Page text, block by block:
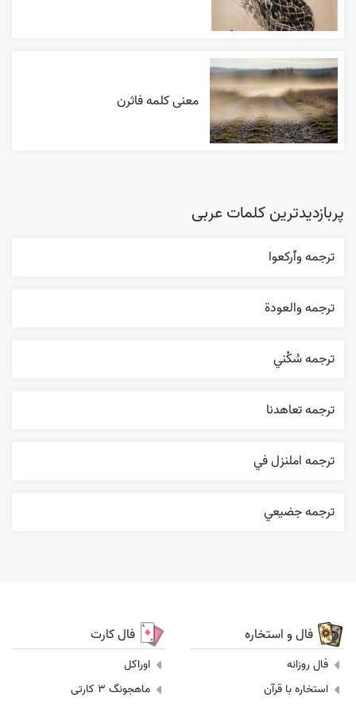
معنی کلمه فاثرن
پربازدیدترین کلمات عربی
ترجمه وٱرکعوا
ترجمه والعودة
ترجمه سُکْني
ترجمه تعاهدنا
ترجمه املنزل في
ترجمه جضيعي
فال و استخاره
فال روزانه
استخاره با قرآن
فال کارت
اوراکل
ماهجونگ 3 کارتی